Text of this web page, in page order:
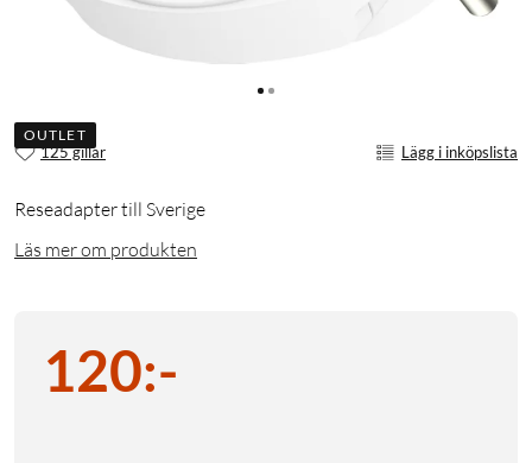
OUTLET
125 gillar Lägg i inköpslista
Reseadapter till Sverige
Läs mer om produkten
120:-